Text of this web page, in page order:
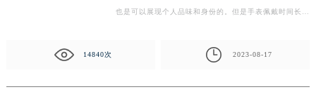
也是可以展现个人品味和身份的。但是手表佩戴时间长
14840次 2023-08-17